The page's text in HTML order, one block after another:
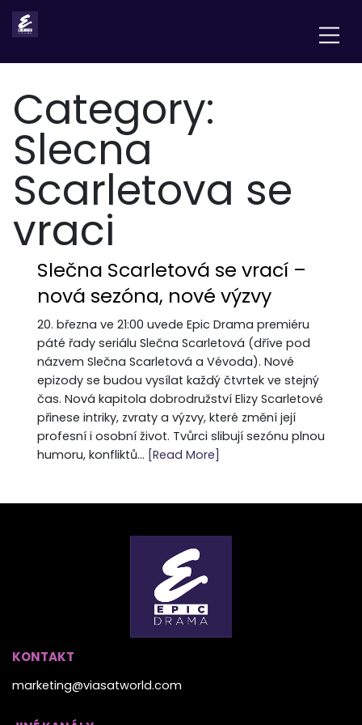
Category:
Slecna
Scarletova se
vraci
Slečna Scarletová se vrací –
nová sezóna, nové výzvy
20. března ve 21:00 uvede Epic Drama premiéru
páté řady seriálu Slečna Scarletová (dříve pod
názvem Slečna Scarletová a Vévoda). Nové
epizody se budou vysílat každý čtvrtek ve stejný
čas. Nová kapitola dobrodružství Elizy Scarletové
přinese intriky, zvraty a výzvy, které změní její
profesní i osobní život. Tvůrci slibují sezónu plnou
humoru, konfliktů... [Read More]
KONTAKT
marketing@viasatworld.com